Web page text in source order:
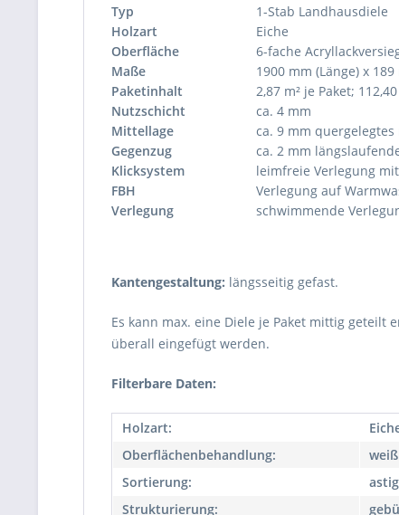
Typ
1-Stab Landhausdiele
Holzart
Eiche
Oberfläche
6-fache
Maße
1900 mm (Länge) x
Paketinhalt
2,87 m² je Paket;
Nutzschicht
ca. 4 mm
Mittellage
ca. 9 mm quergelegtes
Gegenzug
ca. 2 mm
Klicksystem
leimfreie Verlegung
FBH
Verlegung auf
Verlegung
schwimmende
Kantengestaltung: längsseitig gefast.
Es kann max. eine Diele je Paket mittig
überall eingefügt werden.
Filterbare Daten:
Holzart:
Oberflächenbehandlung:
Sortierung:
astig
Strukturierung: